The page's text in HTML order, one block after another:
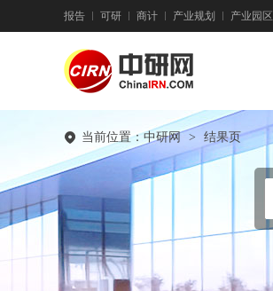
报告 可研 商计 产业规划 产业园区
当前位置：中研网 > 结果页